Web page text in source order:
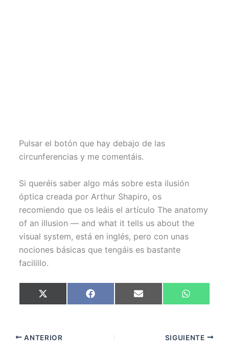
Pulsar el botón que hay debajo de las
circunferencias y me comentáis.
Si queréis saber algo más sobre esta ilusión
óptica creada por Arthur Shapiro, os
recomiendo que os leáis el artículo The anatomy
of an illusion — and what it tells us about the
visual system, está en inglés, pero con unas
nociones básicas que tengáis es bastante
facilillo.
Compartir
en
X
(
t
t
Compartir
en
F
a
Compartir
en
E
m
Compartir
en
W
h
A
p
ANTERIOR SIGUIENTE